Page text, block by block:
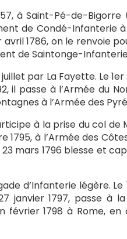
à Saint-Pé-de-Bigorre
de Condé-Infanterie
1786, on le renvoie
de Saintonge-
par La Fayette. Le
il passe à l’Armée du
à l’Armée des
à la prise du col de
à l’Armée des
mars 1796 blesse et
d’Infanterie légère.
janvier 1797, passe à
février 1798 à Rome,